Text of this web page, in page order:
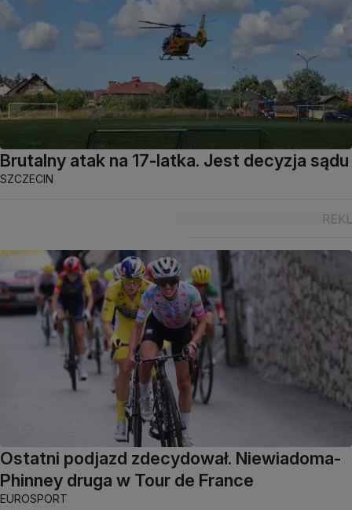
Brutalny atak na 17-latka. Jest decyzja sądu
SZCZECIN
Ostatni podjazd zdecydował. Niewiadoma-
Phinney druga w Tour de France
EUROSPORT